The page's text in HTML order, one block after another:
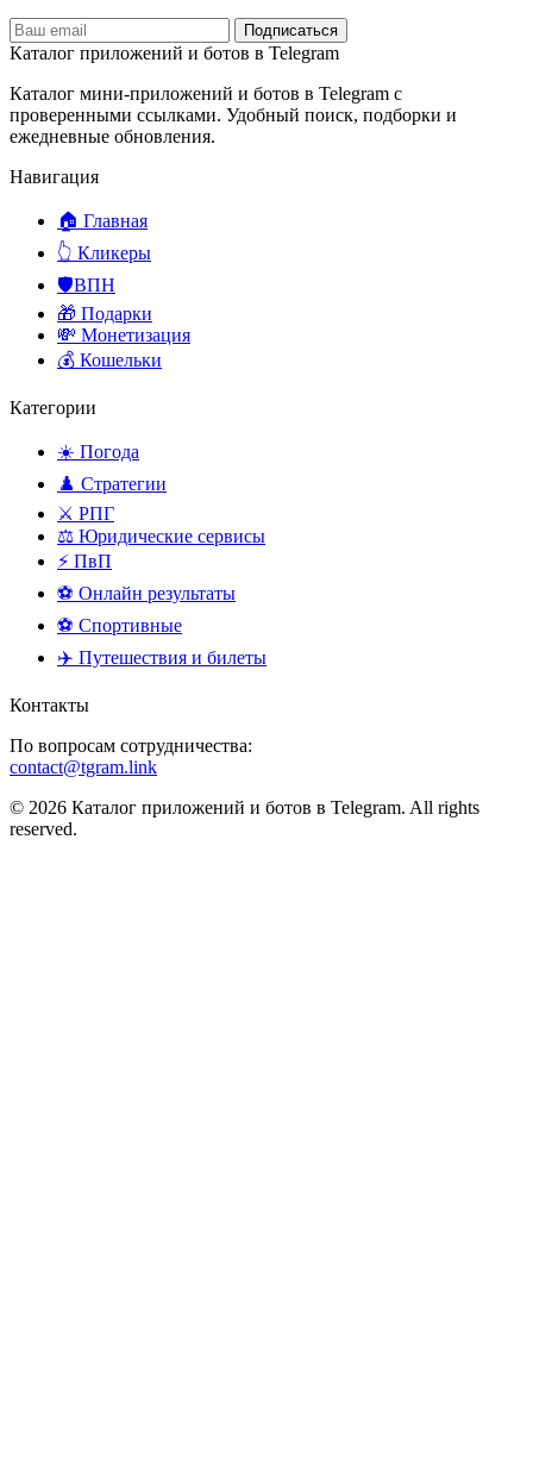
Подписаться
Каталог приложений и ботов в Telegram
Каталог мини-приложений и ботов в Telegram с
проверенными ссылками. Удобный поиск, подборки и
ежедневные обновления.
Навигация
🏠 Главная
👆 Кликеры
🛡️ВПН
🎁 Подарки
💸 Монетизация
💰 Кошельки
Категории
☀️ Погода
♟️ Стратегии
⚔️ РПГ
⚖️ Юридические сервисы
⚡ ПвП
⚽ Онлайн результаты
⚽ Спортивные
✈️ Путешествия и билеты
Контакты
По вопросам сотрудничества:
contact@tgram.link
© 2026 Каталог приложений и ботов в Telegram. All rights
reserved.